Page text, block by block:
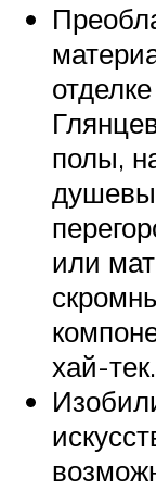
полы,
или
хай-тек.